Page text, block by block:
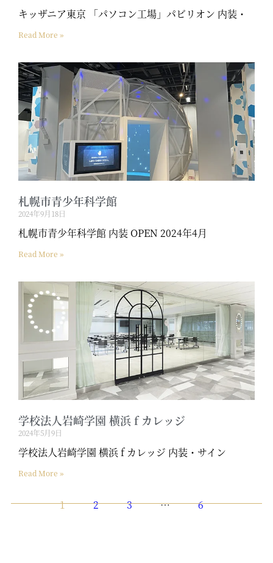
キッザニア東京 「パソコン工場」パビリオン 内装・
Read More »
札幌市青少年科学館
2024年9月18日
札幌市青少年科学館 内装 OPEN 2024年4月
Read More »
学校法人岩崎学園 横浜 f カレッジ
2024年5月9日
学校法人岩崎学園 横浜 f カレッジ 内装・サイン
Read More »
1 2 3 … 6